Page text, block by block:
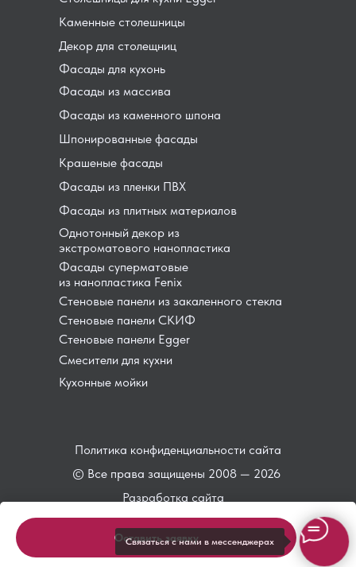
Оставить заявку
© Все права защищены 2008 — 2026
Политика конфиденциальности сайта
Разработка сайта
Стеновые панели из закаленного стекла
Фасады для кухонь
Каменные столешницы
Декор для столещниц
Шпонированные фасады
Фасады из массива
Фасады из каменного шпона
Крашеные фасады
Фасады из пленки ПВХ
Фасады из плитных материалов
Однотонный декор из
экстроматового нанопластика
Фасады суперматовые
из нанопластика Fenix
Стеновые панели СКИФ
Стеновые панели Egger
Кухонные мойки
Смесители для кухни
Связаться с нами в мессенджерах